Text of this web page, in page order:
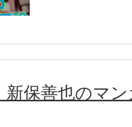
新保善也のマ